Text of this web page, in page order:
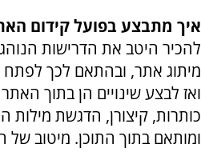
איך מתבצע בפועל קידום
להכיר היטב את הדרישות
מיתוג אתר, ובהתאם לכך לפתח
ואז לבצע שינויים הן בתוך
כותרות, קיצורן, הדגשת מילות
ומותאם בתוך התוכן. מיטוב של